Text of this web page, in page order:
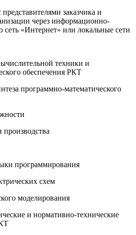
заказчика и
через информационно-
«Интернет» или локальные сети
техники и
обеспечения РКТ
программно-математического
программирования
схем
моделирования
и нормативно-технические